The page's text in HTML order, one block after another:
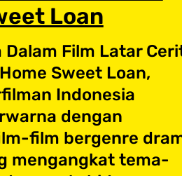
Loan
Film Latar
Sweet Loan,
Indonesia
dengan
film bergenre
mengangkat tema-